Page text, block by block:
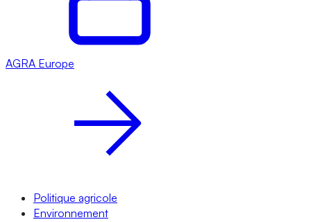
AGRA Europe
Politique agricole
Environnement